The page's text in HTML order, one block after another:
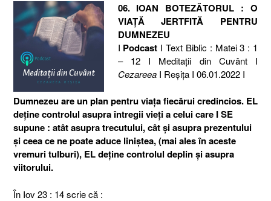
06. IOAN BOTEZĂTORUL : O
VIAŢĂ JERTFITĂ PENTRU
DUMNEZEU
I Podcast I Text Biblic : Matei 3 : 1
– 12 I Meditaţii din Cuvânt I
CezareeaI Reşiţa I 06.01.2022 I
Dumnezeu are un plan pentru viaţa fiecărui credincios. EL
deţine controlul asupra întregii vieţi a celui care I SE
supune : atât asupra trecutului, cât şi asupra prezentului
şi ceea ce ne poate aduce liniştea, (mai ales în aceste
vremuri tulburi), EL deţine controlul deplin şi asupra
viitorului.
În Iov 23 : 14 scrie că :